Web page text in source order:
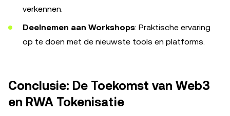
verkennen.
Deelnemen aan Workshops: Praktische ervaring
op te doen met de nieuwste tools en platforms.
Conclusie: De Toekomst van Web3
en RWA Tokenisatie